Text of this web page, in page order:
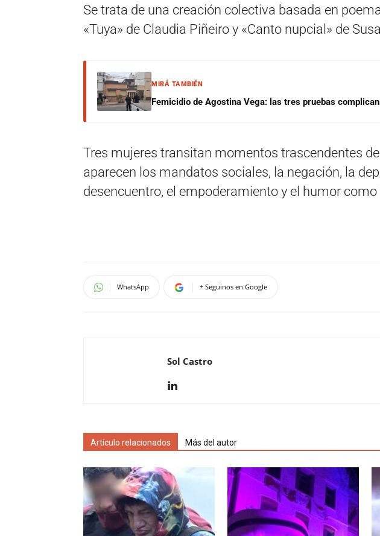
Se trata de una creación colectiva basada en
«Tuya» de Claudia Piñeiro y «Canto nupcial» de
MIRÁ TAMBIÉN
Femicidio de Agostina Vega: las tres pruebas
Tres mujeres transitan momentos trascendentes
aparecen los mandatos sociales, la negación, la
desencuentro, el empoderamiento y el humor
WhatsApp + Seguinos en Google
Sol Castro
Artículo relacionados Más del autor